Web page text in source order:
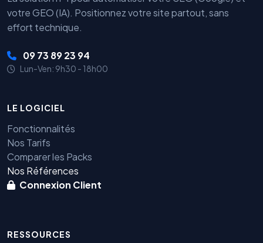
votre GEO (IA). Positionnez votre site partout, sans
effort technique.
09 73 89 23 94
Lun-Ven: 9h30 - 18h00
LE LOGICIEL
Fonctionnalités
Nos Tarifs
Comparer les Packs
Nos Références
Connexion Client
RESSOURCES